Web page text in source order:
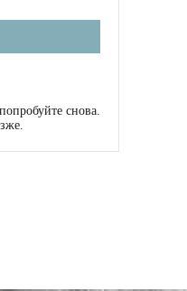
снова.